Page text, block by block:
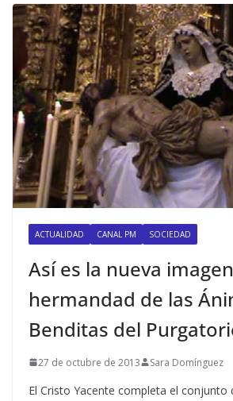
ACTUALIDAD CANAL PM SOCIEDAD
Así es la nueva
hermandad de las
Benditas del
27 de octubre de 2013 Sara Domínguez
El Cristo Yacente completa el conjunto